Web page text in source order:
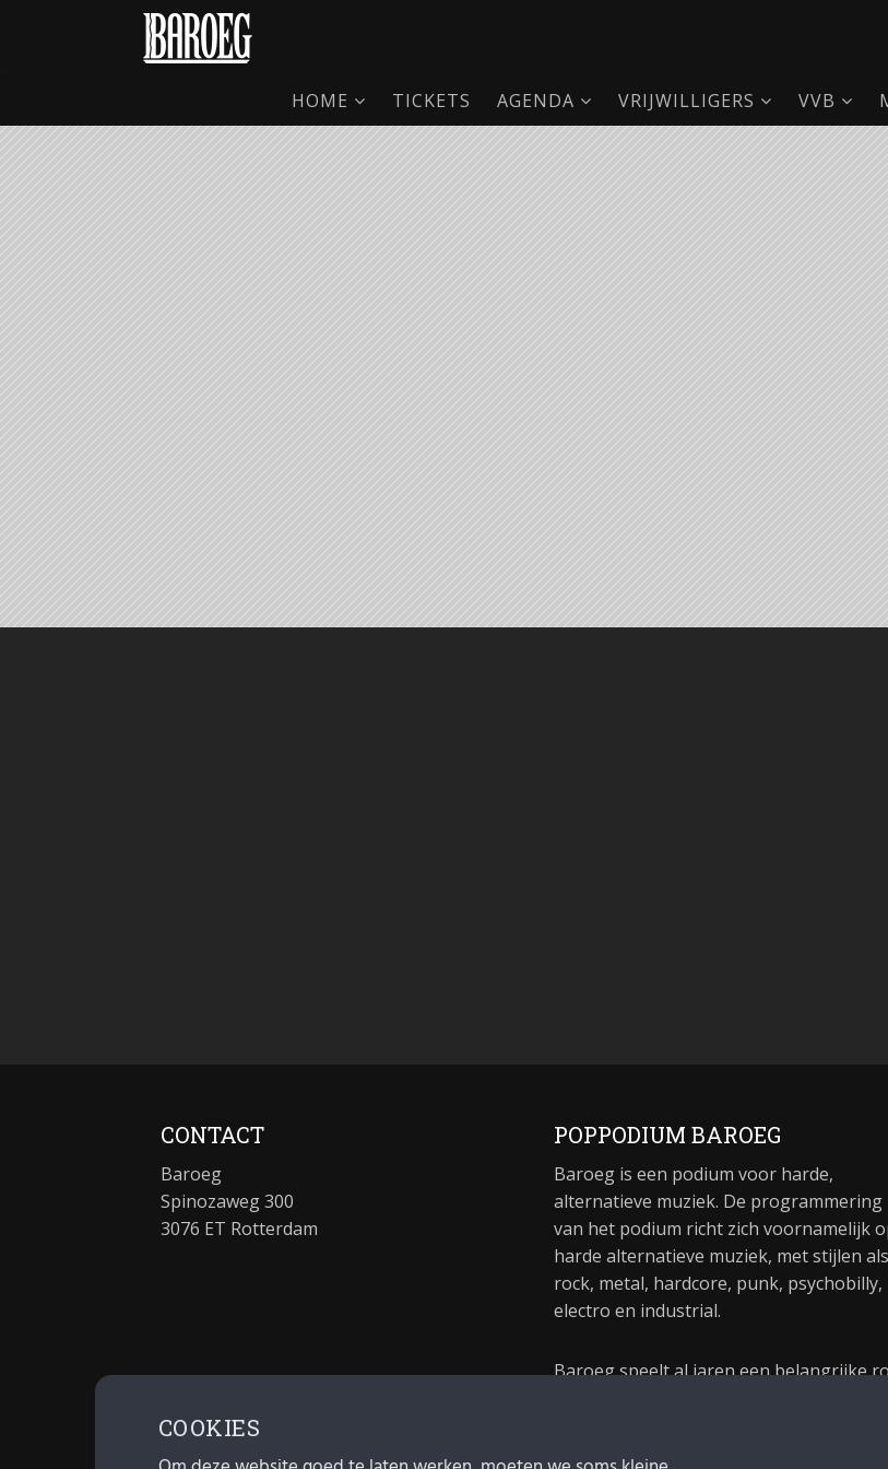
HOME TICKETS AGENDA VRIJWILLIGERS VVB
CONTACT
Baroeg
Spinozaweg 300
3076 ET Rotterdam
POPPODIUM BAROEG
Baroeg is een podium voor harde,
alternatieve muziek. De programmering
van het podium richt zich voornamelijk
harde alternatieve muziek, met stijlen als
rock, metal, hardcore, punk, psychobilly,
electro en industrial.
Baroeg speelt al jaren een belangrijke
COOKIES